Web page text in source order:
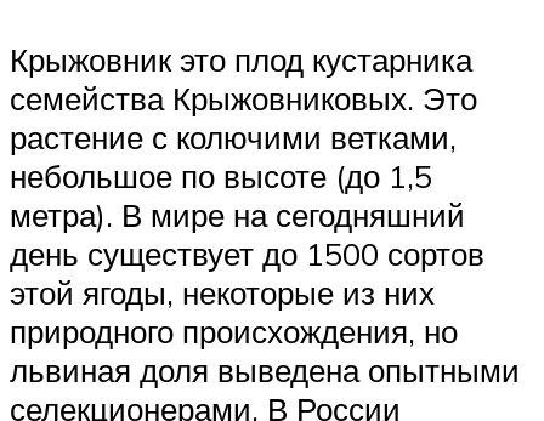
Крыжовник это плод кустарника
семейства Крыжовниковых. Это
растение с колючими ветками,
небольшое по высоте (до 1,5
метра). В мире на сегодняшний
день существует до 1500 сортов
этой ягоды, некоторые из них
природного происхождения, но
львиная доля выведена опытными
селекционерами. В России